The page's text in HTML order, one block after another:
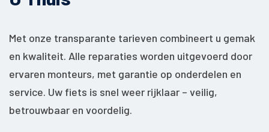
Met onze transparante tarieven combineert u gemak
en kwaliteit. Alle reparaties worden uitgevoerd door
ervaren monteurs, met garantie op onderdelen en
service. Uw fiets is snel weer rijklaar – veilig,
betrouwbaar en voordelig.